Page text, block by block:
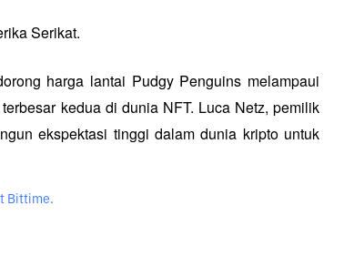
Serikat.
harga lantai Pudgy Penguins melampaui
kedua di dunia NFT. Luca Netz, pemilik
ekspektasi tinggi dalam dunia kripto untuk
Bittime.